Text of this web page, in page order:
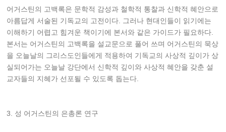
어거스틴의 고백록은 문학적 감성과 철학적 통찰과 신학적 혜안으로
아름답게 서술된 기독교의 고전이다. 그러나 현대인들이 읽기에는
이해하기 어렵고 힘겨운 책이기에 본서와 같은 가이드가 필요하다.
본서는 어거스틴의 고백록을 설교문으로 풀어 쓰며 어거스틴의 묵상
을 오늘날의 그리스도인들에게 적용하여 기독교의 사상적 깊이가 상
실되어가는 오늘날 강단에서 신학적 깊이와 사상적 혜안을 갖춘 설
교자들의 지혜가 선포될 수 있도록 돕는다.
3. 성 어거스틴의 은총론 연구